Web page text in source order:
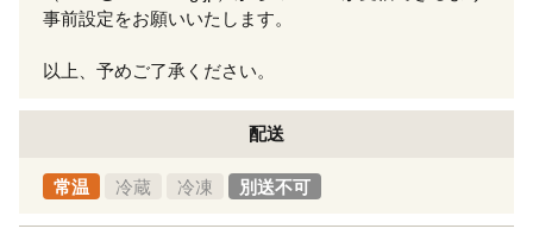
事前設定をお願いいたします。
以上、予めご了承ください。
配送
常温 冷蔵 冷凍 別送不可